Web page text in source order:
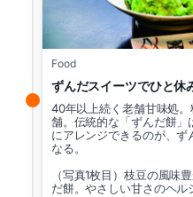
Food
ずんだスイーツでひと休
40年以上続く老舗甘味処
舗。伝統的な「ずんだ餅」
にアレンジできるのが、
なる。
（写真1枚目）枝豆の風味
だ餅。やさしい甘さのヘル